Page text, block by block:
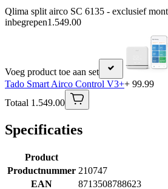
Qlima split airco SC 6135 - exclusief
inbegrepen1.549.00
Voeg product toe aan set
Tado Smart Airco Control V3++ 99.99
Totaal 1.549.00
Specificaties
Product
Productnummer 210747
EAN
8713508788623